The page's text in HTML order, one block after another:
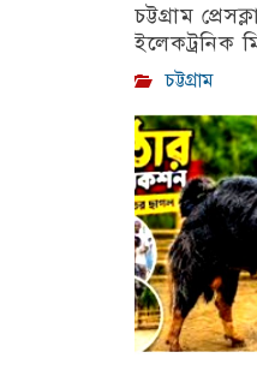
চট্টগ্রাম
ইলেকট্রনিক
চট্টগ্রাম